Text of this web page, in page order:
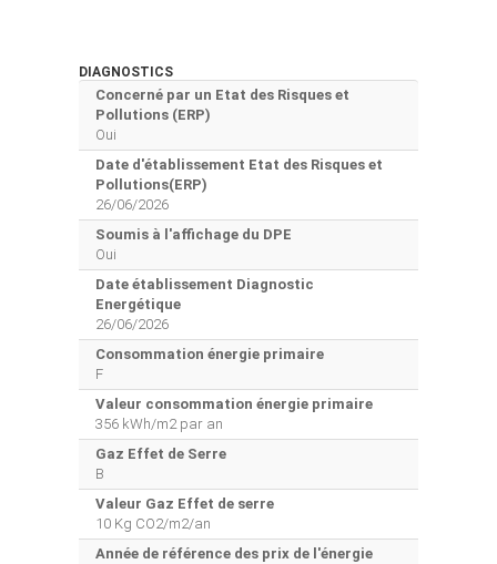
DIAGNOSTICS
Concerné par un Etat des Risques et
Pollutions (ERP)
Oui
Date d'établissement Etat des Risques et
Pollutions(ERP)
26/06/2026
Soumis à l'affichage du DPE
Oui
Date établissement Diagnostic
Energétique
26/06/2026
Consommation énergie primaire
F
Valeur consommation énergie primaire
356 kWh/m2 par an
Gaz Effet de Serre
B
Valeur Gaz Effet de serre
10 Kg CO2/m2/an
Année de référence des prix de l'énergie